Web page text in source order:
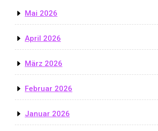
Mai 2026
April 2026
März 2026
Februar 2026
Januar 2026